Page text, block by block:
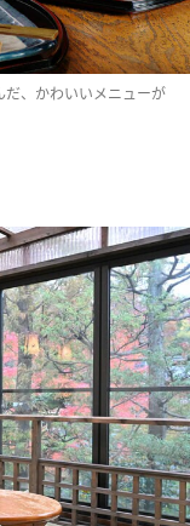
だ、かわいいメニューが